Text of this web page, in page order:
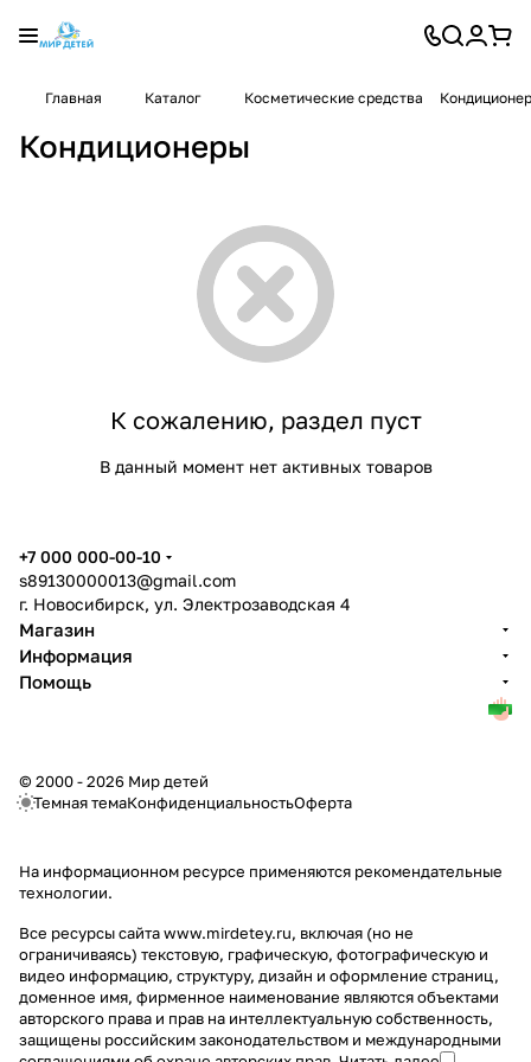
Главная Каталог Косметические средства
Кондиционеры
К сожалению, раздел пуст
В данный момент нет активных товаров
+7 000 000-00-10
s89130000013@gmail.com
г. Новосибирск, ул. Электрозаводская 4
Магазин
Информация
Помощь
© 2000 - 2026 Мир детей
Темная темаКонфиденциальностьОферта
На информационном ресурсе применяются рекомендательные
технологии.
Все ресурсы сайта www.mirdetey.ru, включая (но не
ограничиваясь) текстовую, графическую, фотографическую и
видео информацию, структуру, дизайн и оформление страниц,
доменное имя, фирменное наименование являются объектами
авторского права и прав на интеллектуальную собственность,
защищены российским законодательством и международными